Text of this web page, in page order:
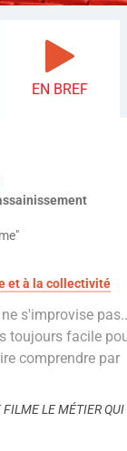
EN BREF
et à la collectivité
s'improvise
toujours facile
comprendre par
LE MÉTIER QUI